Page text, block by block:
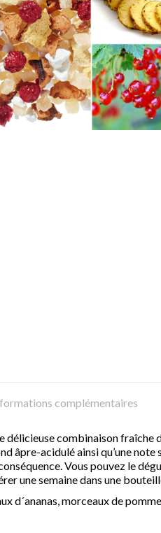
complémentaires
délicieuse combinaison fraîche
âpre-acidulé ainsi qu’une
Vous pouvez le
une semaine dans une
d´ananas, morceaux de